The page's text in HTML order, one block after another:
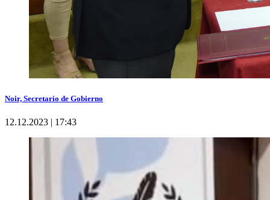
Noir, Secretario de Gobierno
12.12.2023 | 17:43